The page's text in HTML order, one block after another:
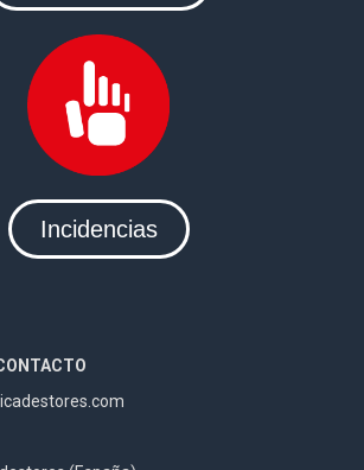
Incidencias